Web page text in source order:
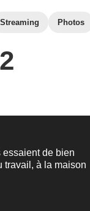
Streaming Photos
essaient de bien
travail, à la maison